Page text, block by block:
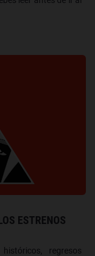
ESTRENOS
regresos